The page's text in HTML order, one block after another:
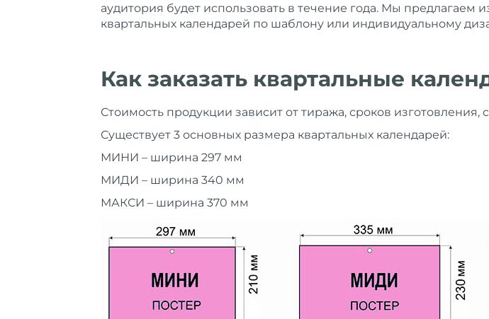
аудитория будет использовать в течение года. Мы предлагаем
квартальных календарей по шаблону или индивидуальному
Как заказать квартальные
Стоимость продукции зависит от тиража, сроков
Существует 3 основных размера квартальных календарей:
МИНИ – ширина 297 мм
МИДИ – ширина 340 мм
МАКСИ – ширина 370 мм